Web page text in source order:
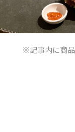
※記事内に商